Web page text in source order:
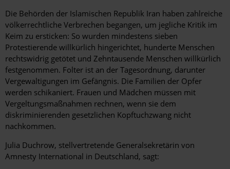
Die Behörden der Islamischen Republik Iran haben zahlreiche
völkerrechtliche Verbrechen begangen, um jegliche Kritik im
Keim zu ersticken: So wurden mindestens sieben
Protestierende willkürlich hingerichtet, hunderte Menschen
rechtswidrig getötet und Zehntausende Menschen willkürlich
festgenommen. Folter ist an der Tagesordnung, darunter
Vergewaltigungen im Gefängnis. Die Familien der Opfer
werden schikaniert. Frauen und Mädchen müssen mit
Vergeltungsmaßnahmen rechnen, wenn sie dem
diskriminierenden gesetzlichen Kopftuchzwang nicht
nachkommen.
Julia Duchrow, stellvertretende Generalsekretärin von
Amnesty International in Deutschland, sagt: